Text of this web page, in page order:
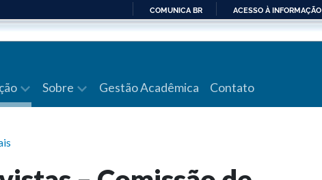
PARA
COMUNICA BR ACESSO À INFORMAÇÃO
Sobre Gestão Acadêmica Contato